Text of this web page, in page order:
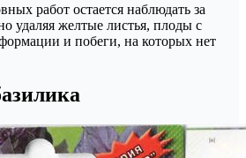
работ остается наблюдать за
удаляя желтые листья, плоды с
и побеги, на которых нет